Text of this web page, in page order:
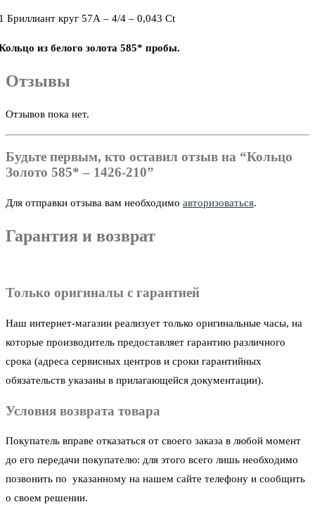
Бриллиант круг 57А – 4/4 – 0,043 Ct
из белого золота 585* пробы.
Отзывы
Отзывов пока нет.
Будьте первым, кто оставил отзыв на “Кольцо
Золото 585* – 1426-210”
Для отправки отзыва вам необходимо авторизоваться.
Гарантия и возврат
Только оригиналы с гарантией
Наш интернет-магазин реализует только оригинальные часы, на
которые производитель предоставляет гарантию различного
срока (адреса сервисных центров и сроки гарантийных
обязательств указаны в прилагающейся документации).
Условия возврата товара
Покупатель вправе отказаться от своего заказа в любой момент
до его передачи покупателю: для этого всего лишь необходимо
позвонить по указанному на нашем сайте телефону и сообщить
о своем решении.